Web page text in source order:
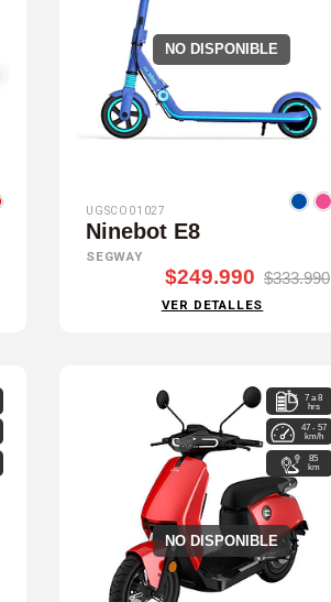
NO DISPONIBLE
UGSCO01027
Ninebot E8
SEGWAY
$249.990 $333.990
VER DETALLES
NO DISPONIBLE
7 a 8
hrs
47 - 57
km/h
85
km